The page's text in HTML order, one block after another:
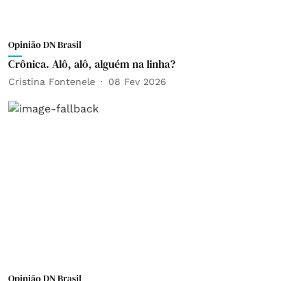
Opinião DN Brasil
Crônica. Alô, alô, alguém na linha?
Cristina Fontenele 08 Fev 2026
Opinião DN Brasil